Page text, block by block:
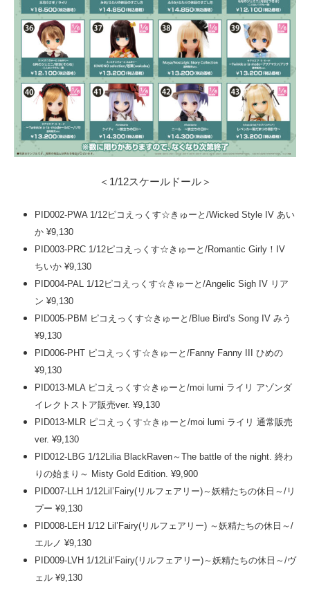
＜1/12スケールドール＞
PID002-PWA 1/12ピコえっくす☆きゅーと/Wicked Style IV あい
か ¥9,130
PID003-PRC 1/12ピコえっくす☆きゅーと/Romantic Girly！IV
ちいか ¥9,130
PID004-PAL 1/12ピコえっくす☆きゅーと/Angelic Sigh IV リア
ン ¥9,130
PID005-PBM ピコえっくす☆きゅーと/Blue Bird’s Song IV みう
¥9,130
PID006-PHT ピコえっくす☆きゅーと/Fanny Fanny III ひめの
¥9,130
PID013-MLA ピコえっくす☆きゅーと/moi lumi ライリ アゾンダ
イレクトストア販売ver. ¥9,130
PID013-MLR ピコえっくす☆きゅーと/moi lumi ライリ 通常販売
ver. ¥9,130
PID012-LBG 1/12Lilia BlackRaven～The battle of the night. 終わ
りの始まり～ Misty Gold Edition. ¥9,900
PID007-LLH 1/12Lil’Fairy(リルフェアリー)～妖精たちの休日～/リ
プー ¥9,130
PID008-LEH 1/12 Lil’Fairy(リルフェアリー) ～妖精たちの休日～/
エルノ ¥9,130
PID009-LVH 1/12Lil’Fairy(リルフェアリー)～妖精たちの休日～/ヴ
ェル ¥9,130